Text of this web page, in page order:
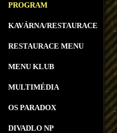
PROGRAM
KAVÁRNA/RESTAURACE
RESTAURACE MENU
MENU KLUB
MULTIMÉDIA
OS PARADOX
DIVADLO NP